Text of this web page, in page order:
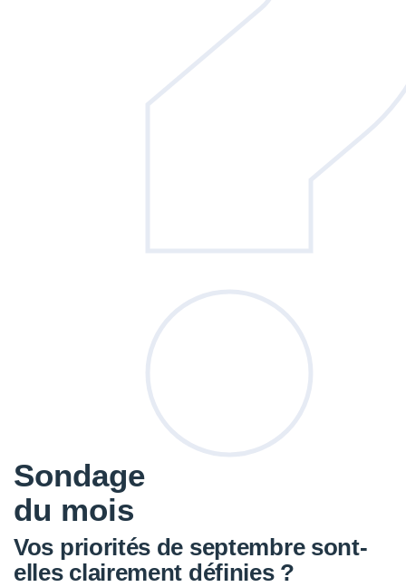
Sondage
du mois
Vos priorités de septembre sont-
elles clairement définies ?